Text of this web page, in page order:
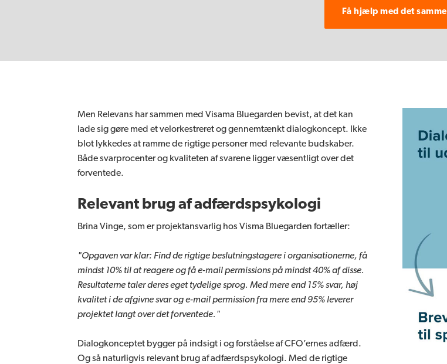
Få hjælp med det samme
Men Relevans har sammen med Visama Bluegarden bevist, at det kan
lade sig gøre med et velorkestreret og gennemtænkt dialogkoncept. Ikke
blot lykkedes at ramme de rigtige personer med relevante budskaber.
Både svarprocenter og kvaliteten af svarene ligger væsentligt over det
forventede.
Relevant brug af adfærdspsykologi
Brina Vinge, som er projektansvarlig hos Visma Bluegarden fortæller:
"Opgaven var klar: Find de rigtige beslutningstagere i organisationerne, få
mindst 10% til at reagere og få e-mail permissions på mindst 40% af disse.
Resultaterne taler deres eget tydelige sprog. Med mere end 15% svar, høj
kvalitet i de afgivne svar og e-mail permission fra mere end 95% leverer
projektet langt over det forventede."
Dialogkonceptet bygger på indsigt i og forståelse af CFO’ernes adfærd.
Og så naturligvis relevant brug af adfærdspsykologi. Med de rigtige